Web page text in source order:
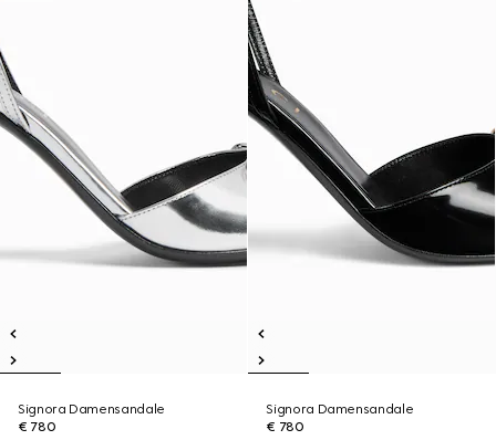
Signora Damensandale
€ 780
Signora Damensandale
€ 780